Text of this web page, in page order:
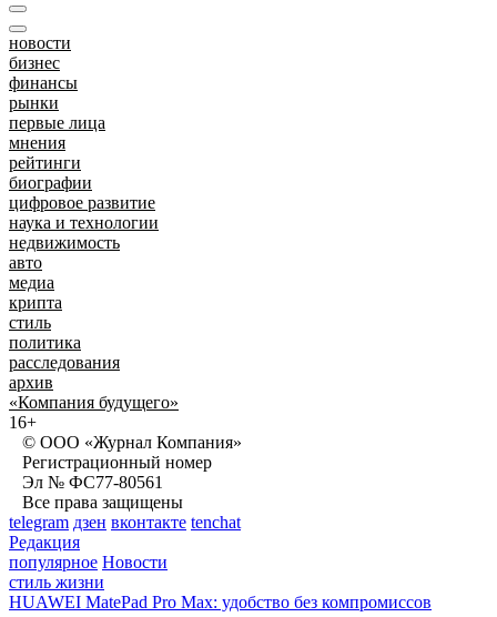
новости
бизнес
финансы
рынки
первые лица
мнения
рейтинги
биографии
цифровое развитие
наука и технологии
недвижимость
авто
медиа
крипта
стиль
политика
расследования
архив
«Компания будущего»
16+
© ООО «Журнал Компания»
Регистрационный номер
Эл № ФС77-80561
Все права защищены
telegram дзен вконтакте tenchat
Редакция
популярное Новости
стиль жизни
HUAWEI MatePad Pro Max: удобство без компромиссов